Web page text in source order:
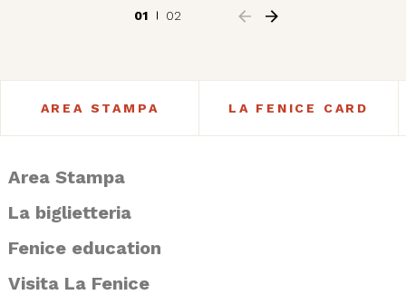
01 02
AREA STAMPA LA FENICE CARD
Area Stampa
La biglietteria
Fenice education
Visita La Fenice